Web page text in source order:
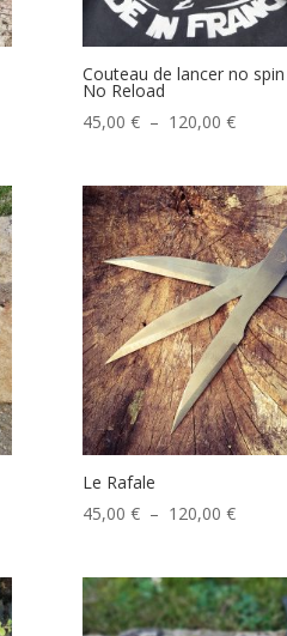
Couteau de lancer no
No Reload
45,00 € – 120,00 €Plage
45,00
à
Le Rafale
45,00 € – 120,00 €Plage
45,00
à